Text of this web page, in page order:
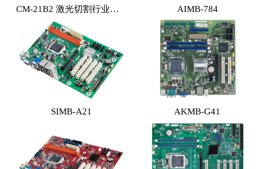
CM-21B2 激光切割行业专用工控机 （体积小，性能高，价格实惠） AIMB-784
SIMB-A21 AKMB-G41